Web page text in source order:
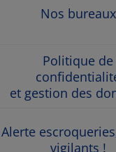
Nos bureaux
Politique de
et gestion des
Alerte
vigilants !